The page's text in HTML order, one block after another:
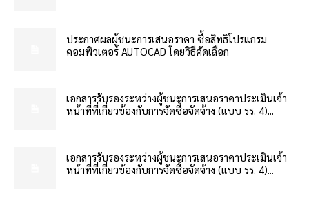
ประกาศผลผู้ชนะการเสนอราคา ซื้อสิทธิโปรแกรม
คอมพิวเตอร์ AUTOCAD โดยวิธีคัดเลือก
เอกสารรับรองระหว่างผู้ชนะการเสนอราคาประเมินเจ้า
หน้าที่ที่เกี่ยวข้องกับการจัดซื้อจัดจ้าง (แบบ รร. 4)...
เอกสารรับรองระหว่างผู้ชนะการเสนอราคาประเมินเจ้า
หน้าที่ที่เกี่ยวข้องกับการจัดซื้อจัดจ้าง (แบบ รร. 4)...